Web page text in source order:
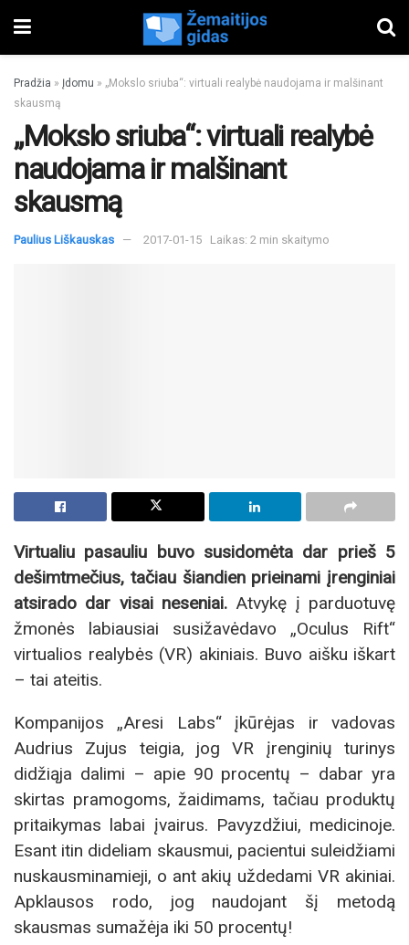
Pradžia » Įdomu » „Mokslo sriuba“: virtuali realybė naudojama ir malšinant
skausmą
„Mokslo sriuba“: virtuali realybė
naudojama ir malšinant
skausmą
Paulius Liškauskas 2017-01-15 Laikas: 2 min skaitymo
Virtualiu pasauliu buvo susidomėta dar prieš 5
dešimtmečius, tačiau šiandien prieinami įrenginiai
atsirado dar visai neseniai. Atvykę į parduotuvę
žmonės labiausiai susižavėdavo „Oculus Rift“
virtualios realybės (VR) akiniais. Buvo aišku iškart
– tai ateitis.
Kompanijos „Aresi Labs“ įkūrėjas ir vadovas
Audrius Zujus teigia, jog VR įrenginių turinys
didžiąja dalimi – apie 90 procentų – dabar yra
skirtas pramogoms, žaidimams, tačiau produktų
pritaikymas labai įvairus. Pavyzdžiui, medicinoje.
Esant itin dideliam skausmui, pacientui suleidžiami
nuskausminamieji, o ant akių uždedami VR akiniai.
Apklausos rodo, jog naudojant šį metodą
skausmas sumažėja iki 50 procentų!